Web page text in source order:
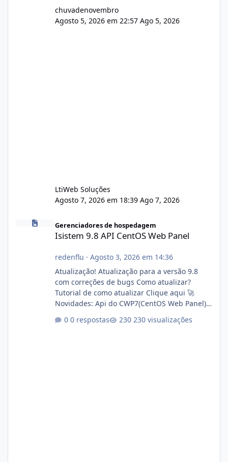
chuvadenovembro
Agosto 5, 2026 em 22:57 Ago 5, 2026
LtiWeb Soluções
Agosto 7, 2026 em 18:39 Ago 7, 2026
Isistem 9.8 API CentOS Web Panel
Gerenciadores de hospedagem
Isistem 9.8 API CentOS Web Panel
redenflu · Agosto 3, 2026 em 14:36
Atualização! Atualização para a versão 9.8
com correções de bugs Como atualizar?
Tutorial de como atualizar Clique aqui 🚀
Novidades: Api do CWP7(CentOS Web Panel)
autorizado a usasr o isistem:
0 respostas 230 visualizações